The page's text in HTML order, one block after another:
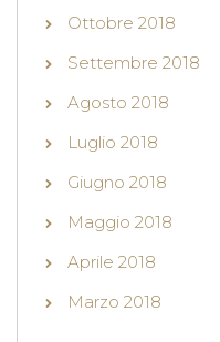
Ottobre 2018
Settembre 2018
Agosto 2018
Luglio 2018
Giugno 2018
Maggio 2018
Aprile 2018
Marzo 2018